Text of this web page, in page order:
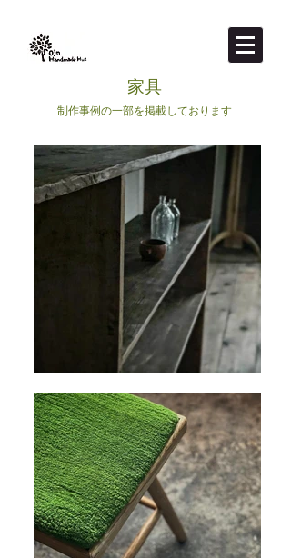
​家具
制作事例の一部を掲載しております